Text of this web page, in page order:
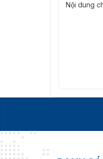
Nội dung